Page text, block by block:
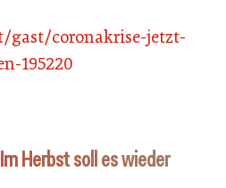
coronakrise-jetzt-
195220
Herbst soll es wieder